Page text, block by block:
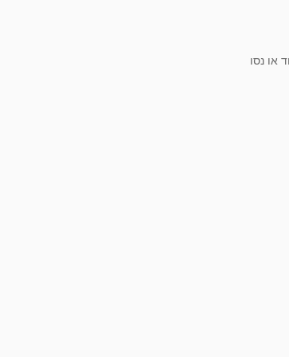
או נסו